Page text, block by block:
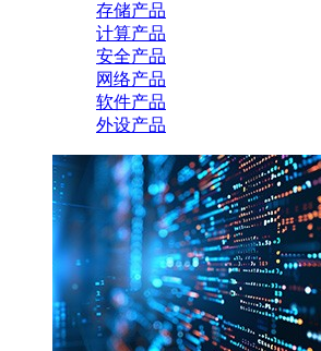
存储产品
计算产品
安全产品
网络产品
软件产品
外设产品